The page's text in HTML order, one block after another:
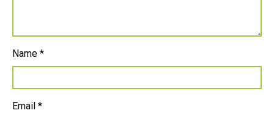
Name *
Email *